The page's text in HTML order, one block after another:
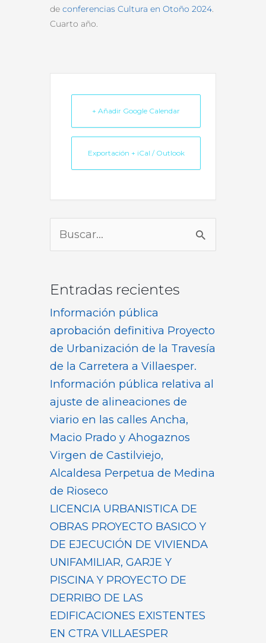
de conferencias Cultura en Otoño 2024.
Cuarto año.
+ Añadir Google Calendar
Exportación + iCal / Outlook
Buscar
por:
Entradas recientes
Información pública
aprobación definitiva Proyecto
de Urbanización de la Travesía
de la Carretera a Villaesper.
Información pública relativa al
ajuste de alineaciones de
viario en las calles Ancha,
Macio Prado y Ahogaznos
Virgen de Castilviejo,
Alcaldesa Perpetua de Medina
de Rioseco
LICENCIA URBANISTICA DE
OBRAS PROYECTO BASICO Y
DE EJECUCIÓN DE VIVIENDA
UNIFAMILIAR, GARJE Y
PISCINA Y PROYECTO DE
DERRIBO DE LAS
EDIFICACIONES EXISTENTES
EN CTRA VILLAESPER